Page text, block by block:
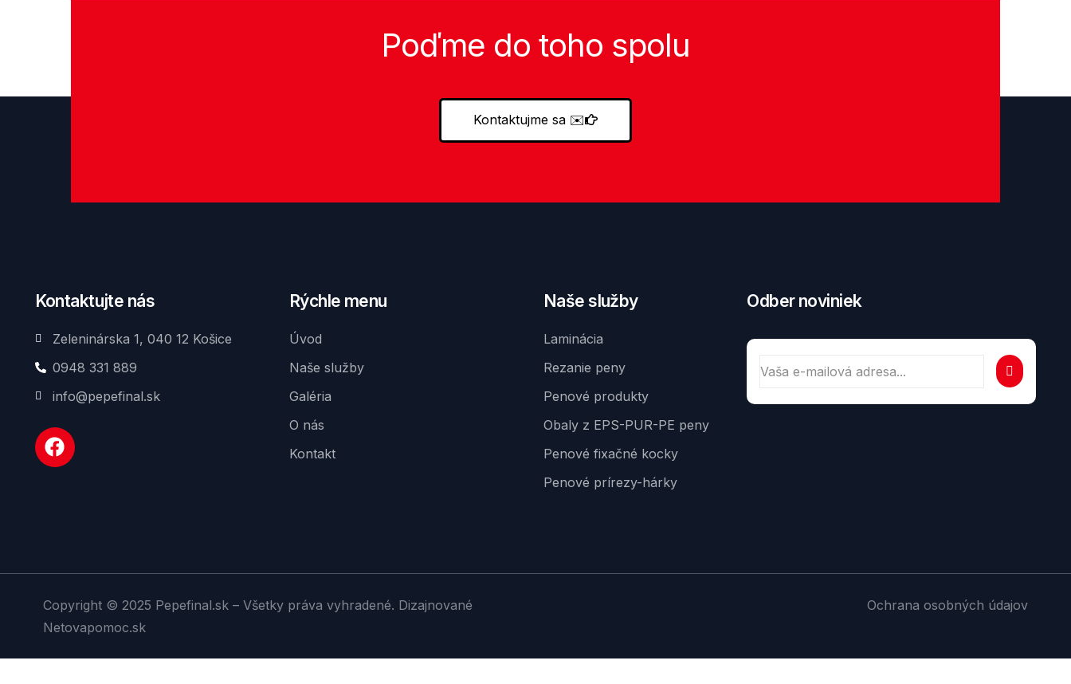
Poďme do toho spolu
Kontaktujme sa ✉️
Kontaktujte nás
Zeleninárska 1, 040 12 Košice
0948 331 889
info@pepefinal.sk
Rýchle menu
Úvod
Naše služby
Galéria
O nás
Kontakt
Naše služby
Laminácia
Rezanie peny
Penové produkty
Obaly z EPS-PUR-PE peny
Penové fixačné kocky
Penové prírezy-hárky
Odber noviniek
Copyright © 2025 Pepefinal.sk – Všetky práva vyhradené. Dizajnované
Netovapomoc.sk
Ochrana osobných údajov